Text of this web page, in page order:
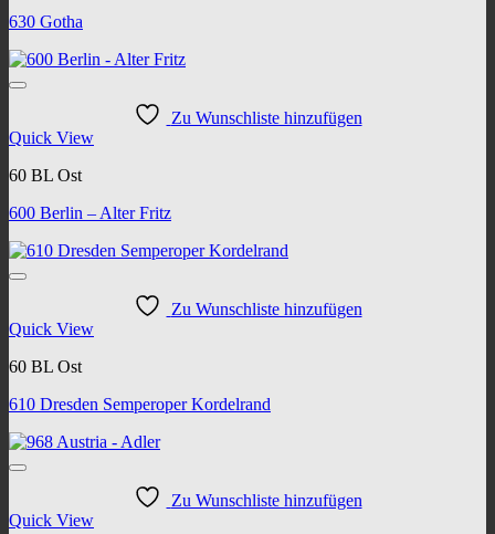
630 Gotha
Zu Wunschliste hinzufügen
Quick View
60 BL Ost
600 Berlin – Alter Fritz
Zu Wunschliste hinzufügen
Quick View
60 BL Ost
610 Dresden Semperoper Kordelrand
Zu Wunschliste hinzufügen
Quick View